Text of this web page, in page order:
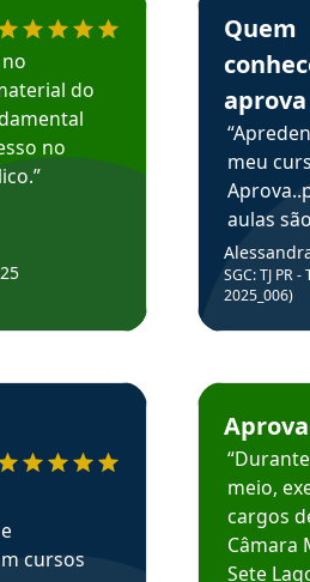
do
no
o Aprova Concursos em
cursos
Quem
aprova
meu
aulas
me
melhor
SGC: TJ PR
2025_006)
Estudante
meio,
cargos
Câmara
Sete